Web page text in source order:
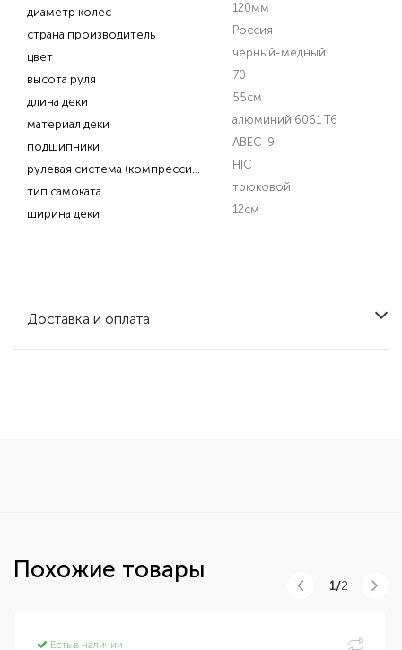
диаметр колес
120мм
страна производитель
Россия
цвет
черный-медный
высота руля
70
длина деки
55см
материал деки
алюминий 6061 T6
подшипники
ABEC-9
рулевая система (компрессия)
HIC
тип самоката
трюковой
ширина деки
12см
Доставка и оплата
Похожие товары
Есть в наличии
1/2